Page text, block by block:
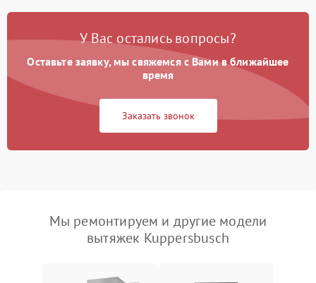
У Вас остались вопросы?
Оставьте заявку, мы свяжемся с Вами в ближайшее
время
Заказать звонок
Мы ремонтируем и другие модели
вытяжек Kuppersbusch